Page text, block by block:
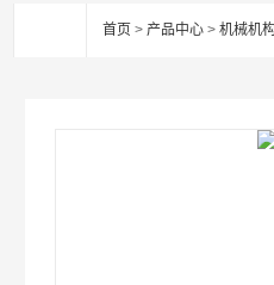
首页 >产品中心 >机械机